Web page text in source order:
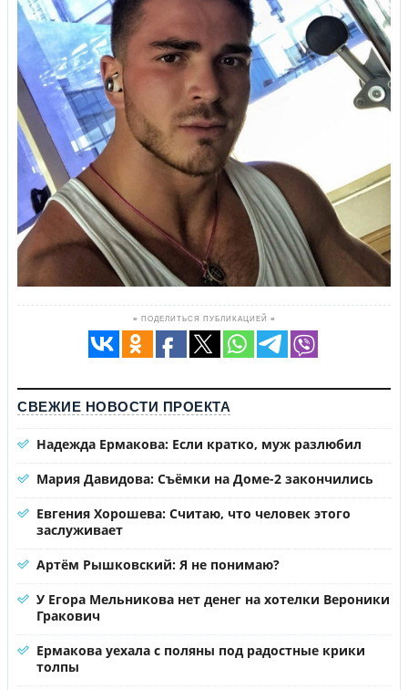
≡ ПОДЕЛИТЬСЯ ПУБЛИКАЦИЕЙ ≡
СВЕЖИЕ НОВОСТИ ПРОЕКТА
Надежда Ермакова: Если кратко, муж разлюбил
Мария Давидова: Съёмки на Доме-2 закончились
Евгения Хорошева: Считаю, что человек этого
заслуживает
Артём Рышковский: Я не понимаю?
У Егора Мельникова нет денег на хотелки Вероники
Гракович
Ермакова уехала с поляны под радостные крики
толпы